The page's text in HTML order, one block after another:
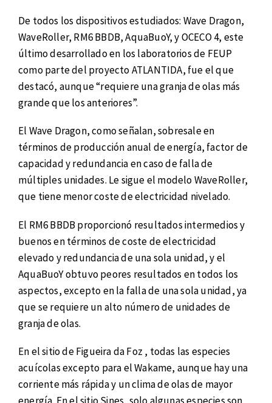
De todos los dispositivos estudiados: Wave Dragon,
WaveRoller, RM6 BBDB, AquaBuoY, y OCECO 4, este
último desarrollado en los laboratorios de FEUP
como parte del proyecto ATLANTIDA, fue el que
destacó, aunque “requiere una granja de olas más
grande que los anteriores”.
El Wave Dragon, como señalan, sobresale en
términos de producción anual de energía, factor de
capacidad y redundancia en caso de falla de
múltiples unidades. Le sigue el modelo WaveRoller,
que tiene menor coste de electricidad nivelado.
El RM6 BBDB proporcionó resultados intermedios y
buenos en términos de coste de electricidad
elevado y redundancia de una sola unidad, y el
AquaBuoY obtuvo peores resultados en todos los
aspectos, excepto en la falla de una sola unidad, ya
que se requiere un alto número de unidades de
granja de olas.
En el sitio de Figueira da Foz , todas las especies
acuícolas excepto para el Wakame, aunque hay una
corriente más rápida y un clima de olas de mayor